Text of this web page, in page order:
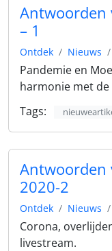
Antwoorden
– 1
Ontdek Nieuws
Pandemie en
harmonie met
Tags:
Antwoorden
2020-2
Ontdek Nieuws
Corona,
livestream.